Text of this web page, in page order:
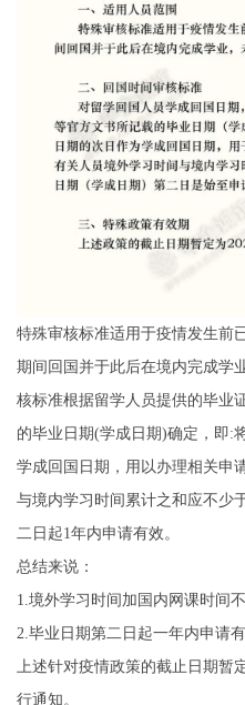
特殊审核标准适用于疫情发生前
期间回国并于此后在境内完成学
核标准根据留学人员提供的毕业
的毕业日期(学成日期)确定，即:
学成回国日期，用以办理相关申
与境内学习时间累计之和应不少
二日起1年内申请有效。
总结来说：
1.境外学习时间加国内网课时间
2.毕业日期第二日起一年内申请有
上述针对疫情政策的截止日期暂
行通知。